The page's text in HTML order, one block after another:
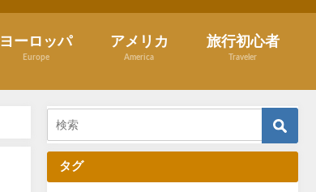
ヨーロッパ
Europe
アメリカ
America
旅行初心者
Traveler
タグ